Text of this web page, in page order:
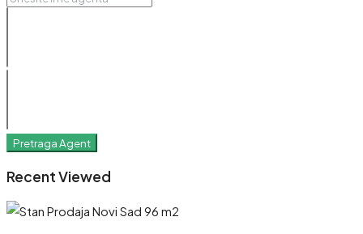
Pretraga Agent
Recent Viewed